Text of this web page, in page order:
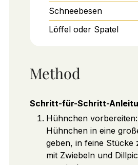
Schneebesen
Löffel oder Spatel
Method
Schritt-für-Schritt-
Hühnchen
Hühnchen in eine
geben, in feine Stücke
mit Zwiebeln und